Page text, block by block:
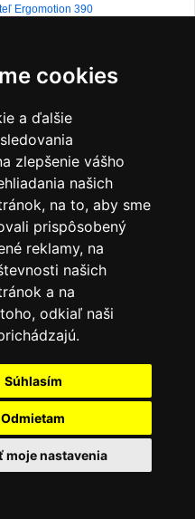
cookies
a ďalšie
zlepšenie vášho
našich
na to, aby sme
prispôsobený
reklamy, na
našich
a na
odkiaľ naši
Súhlasím
Odmietam
moje nastavenia
posteľ je jedna z najluxusnejších
mnohé možnosti a výhody.
s prezeraním našich stránok.